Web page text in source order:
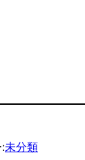
未分類